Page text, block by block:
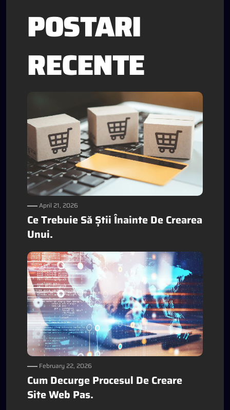
POSTARI
RECENTE
April 21, 2026
Ce Trebuie Să Știi Înainte De Crearea
Unui.
February 22, 2026
Cum Decurge Procesul De Creare
Site Web Pas.